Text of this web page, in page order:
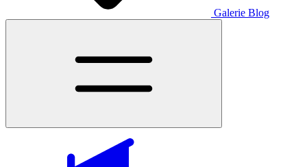
Galerie Blog